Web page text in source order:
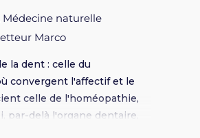
Médecine naturelle
Marco
la dent : celle du
convergent l'affectif et le
celle de l'homéopathie,
par-delà l'organe dentaire,